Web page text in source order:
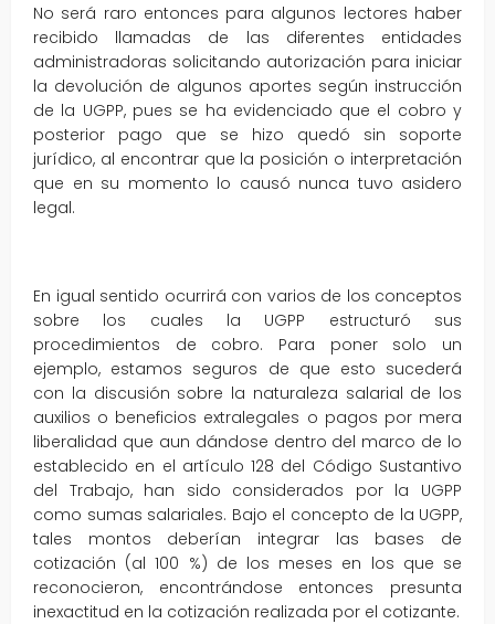
No será raro entonces para algunos lectores haber
recibido llamadas de las diferentes entidades
administradoras solicitando autorización para iniciar
la devolución de algunos aportes según instrucción
de la UGPP, pues se ha evidenciado que el cobro y
posterior pago que se hizo quedó sin soporte
jurídico, al encontrar que la posición o interpretación
que en su momento lo causó nunca tuvo asidero
legal.
En igual sentido ocurrirá con varios de los conceptos
sobre los cuales la UGPP estructuró sus
procedimientos de cobro. Para poner solo un
ejemplo, estamos seguros de que esto sucederá
con la discusión sobre la naturaleza salarial de los
auxilios o beneficios extralegales o pagos por mera
liberalidad que aun dándose dentro del marco de lo
establecido en el artículo 128 del Código Sustantivo
del Trabajo, han sido considerados por la UGPP
como sumas salariales. Bajo el concepto de la UGPP,
tales montos deberían integrar las bases de
cotización (al 100 %) de los meses en los que se
reconocieron, encontrándose entonces presunta
inexactitud en la cotización realizada por el cotizante.